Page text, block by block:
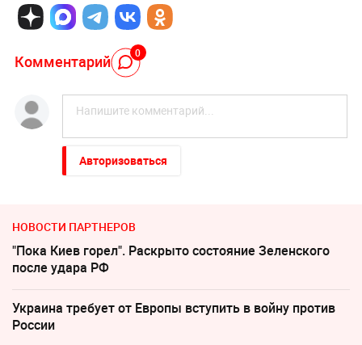
Комментарий 0
Авторизоваться
НОВОСТИ ПАРТНЕРОВ
"Пока Киев горел". Раскрыто состояние Зеленского
после удара РФ
Украина требует от Европы вступить в войну против
России